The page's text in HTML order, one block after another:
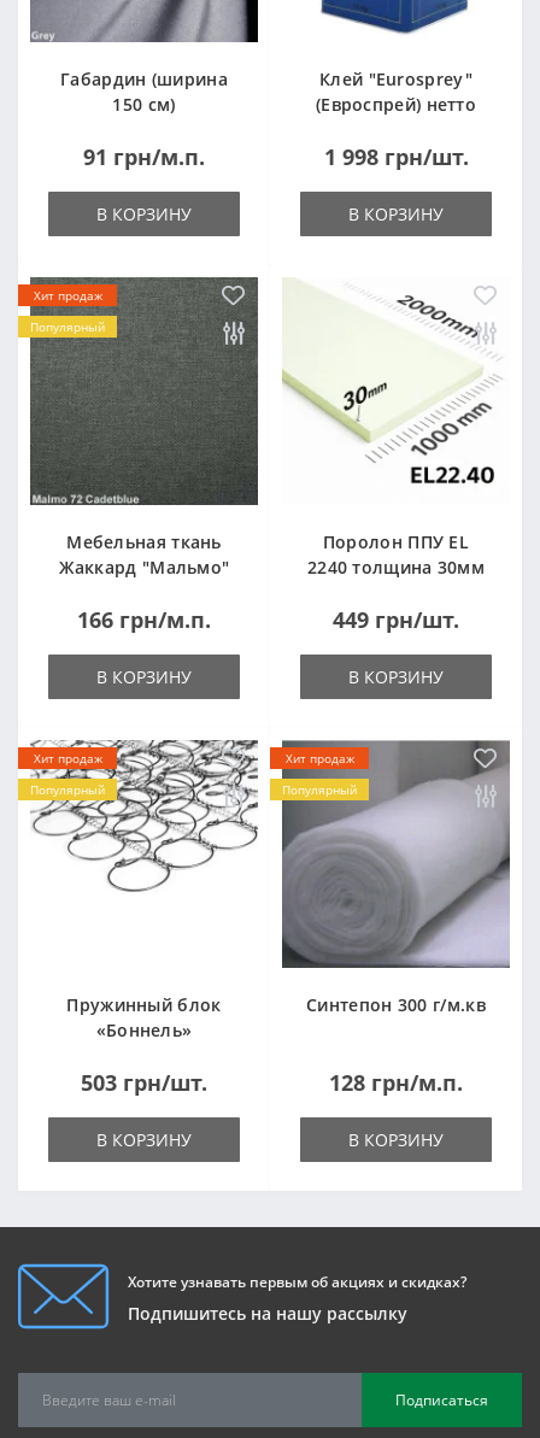
Габардин (ширина
150 см)
91 грн/м.п.
В КОРЗИНУ
Клей "Eurosprey"
(Евроспрей) нетто
1 998 грн/шт.
В КОРЗИНУ
Хит продаж
Популярный
Мебельная ткань
Жаккард "Мальмо"
166 грн/м.п.
В КОРЗИНУ
Поролон ППУ EL
2240 толщина 30мм
(1000x2000мм)
449 грн/шт.
В КОРЗИНУ
Хит продаж
Популярный
Пружинный блок
«Боннель»
503 грн/шт.
В КОРЗИНУ
Хит продаж
Популярный
Синтепон 300 г/м.кв
128 грн/м.п.
В КОРЗИНУ
Хотите узнавать первым об акциях и скидках?
Подпишитесь на нашу рассылку
Подписаться